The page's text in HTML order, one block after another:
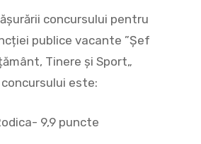
concursului pentru
publice vacante ”Șef
Tinere și Sport„
este:
9,9 puncte